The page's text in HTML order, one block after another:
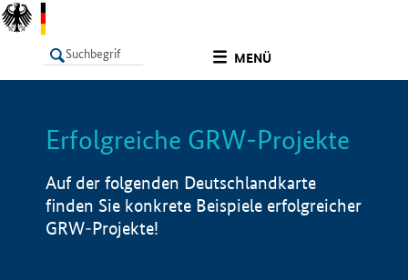
MENÜ
LISTE Info
Erfolgreiche GRW-Projekte
Auf der folgenden Deutschlandkarte
finden Sie konkrete Beispiele erfolgreicher
GRW-Projekte!